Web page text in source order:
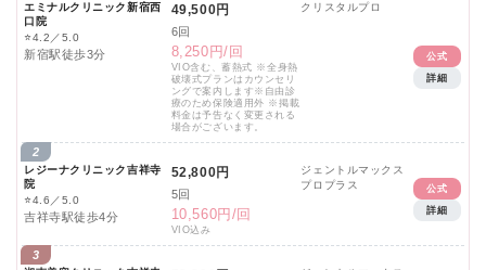
エミナルクリニック新宿西
口院
⭐4.2／5.0
新宿駅徒歩3分
49,500円
6回
8,250円/回
VIO含む、蓄熱式 ※全身熱
破壊式プランはカウンセリ
ングで案内します※自由診
療のため保険適用外 ※掲載
料金は予告なく変更される
場合がございます。
クリスタルプロ
公式
詳細
2
レジーナクリニック吉祥寺
院
⭐4.6／5.0
吉祥寺駅徒歩4分
52,800円
5回
10,560円/回
VIO込み
ジェントルマックス
プロプラス
公式
詳細
3